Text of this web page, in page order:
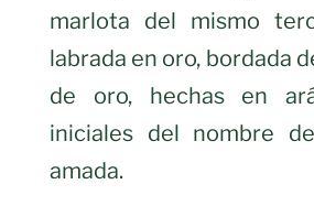
marlota del mismo
labrada en oro, bordada
de oro, hechas en
iniciales del nombre
amada.